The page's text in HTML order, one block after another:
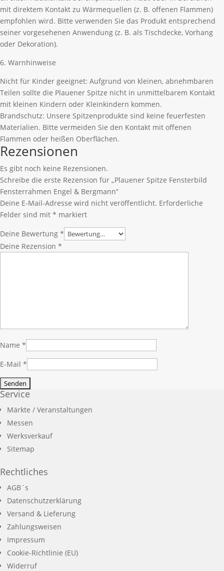
mit direktem Kontakt zu Wärmequellen (z. B. offenen Flammen)
empfohlen wird. Bitte verwenden Sie das Produkt entsprechend
seiner vorgesehenen Anwendung (z. B. als Tischdecke, Vorhang
oder Dekoration).
6. Warnhinweise
Nicht für Kinder geeignet: Aufgrund von kleinen, abnehmbaren
Teilen sollte die Plauener Spitze nicht in unmittelbarem Kontakt
mit kleinen Kindern oder Kleinkindern kommen.
Brandschutz: Unsere Spitzenprodukte sind keine feuerfesten
Materialien. Bitte vermeiden Sie den Kontakt mit offenen
Flammen oder heißen Oberflächen.
Rezensionen
Es gibt noch keine Rezensionen.
Schreibe die erste Rezension für „Plauener Spitze Fensterbild
Fensterrahmen Engel & Bergmann“
Deine E-Mail-Adresse wird nicht veröffentlicht. Erforderliche
Felder sind mit * markiert
Deine Bewertung *
Deine Rezension *
Name *
E-Mail *
Service
Märkte / Veranstaltungen
Messen
Werksverkauf
Sitemap
Rechtliches
AGB´s
Datenschutzerklärung
Versand & Lieferung
Zahlungsweisen
Impressum
Cookie-Richtlinie (EU)
Widerruf